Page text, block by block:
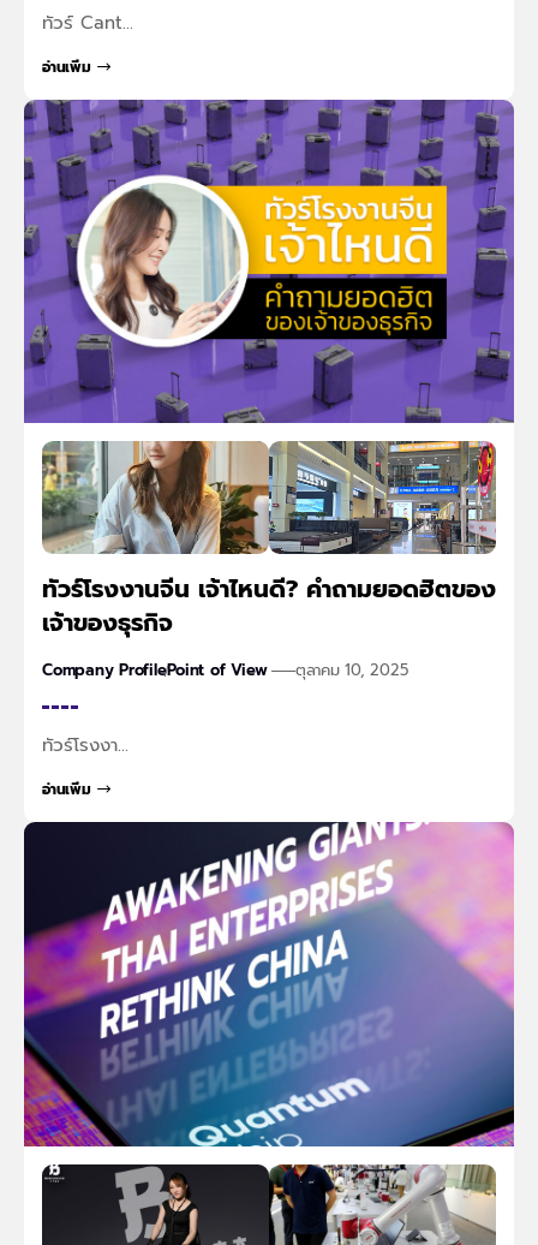
ทัวร์ Cant…
อ่านเพิ่ม
ทัวร์โรงงานจีน เจ้าไหนดี? คำถามยอดฮิตของ
เจ้าของธุรกิจ
Company ProfilePoint of View ตุลาคม 10, 2025
ทัวร์โรงงา…
อ่านเพิ่ม